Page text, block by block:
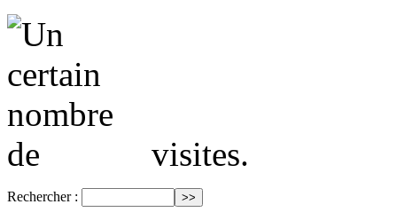
visites.
Rechercher :